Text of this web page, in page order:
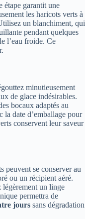
étape garantit une
les haricots verts à
un blanchiment, qui
pendant quelques
l’eau froide. Ce
minutieusement
de glace indésirables.
bocaux adaptés au
la date d’emballage pour
conservent leur saveur
peuvent se conserver au
ou un récipient aéré.
un linge
permettra de
jours sans dégradation